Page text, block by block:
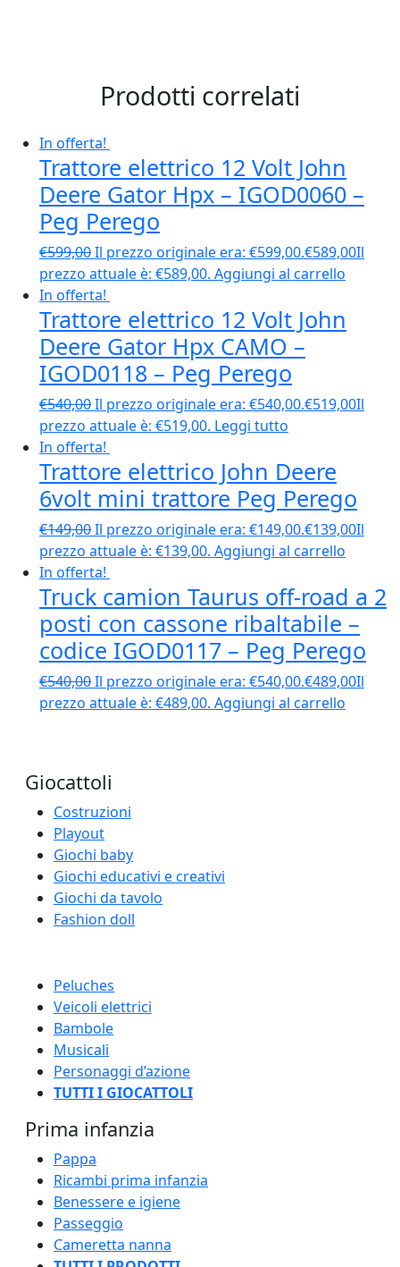
Prodotti correlati
In offerta!
Trattore elettrico 12 Volt John
Deere Gator Hpx – IGOD0060 –
Peg Perego
€599,00Il prezzo originale era: €599,00.€589,00Il
prezzo attuale è: €589,00. Aggiungi al carrello
In offerta!
Trattore elettrico 12 Volt John
Deere Gator Hpx CAMO –
IGOD0118 – Peg Perego
€540,00Il prezzo originale era: €540,00.€519,00Il
prezzo attuale è: €519,00. Leggi tutto
In offerta!
Trattore elettrico John Deere
6volt mini trattore Peg Perego
€149,00Il prezzo originale era: €149,00.€139,00Il
prezzo attuale è: €139,00. Aggiungi al carrello
In offerta!
Truck camion Taurus off-road a 2
posti con cassone ribaltabile –
codice IGOD0117 – Peg Perego
€540,00Il prezzo originale era: €540,00.€489,00Il
prezzo attuale è: €489,00. Aggiungi al carrello
Giocattoli
Costruzioni
Playout
Giochi baby
Giochi educativi e creativi
Giochi da tavolo
Fashion doll
Peluches
Veicoli elettrici
Bambole
Musicali
Personaggi d’azione
TUTTI I GIOCATTOLI
Prima infanzia
Pappa
Ricambi prima infanzia
Benessere e igiene
Passeggio
Cameretta nanna